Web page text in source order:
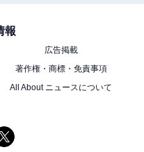
』で「今作がハマり役だと
グ！ 1位「向井理」、2位
報
広告掲載
著作権・商標・免責事項
All About ニュースについて